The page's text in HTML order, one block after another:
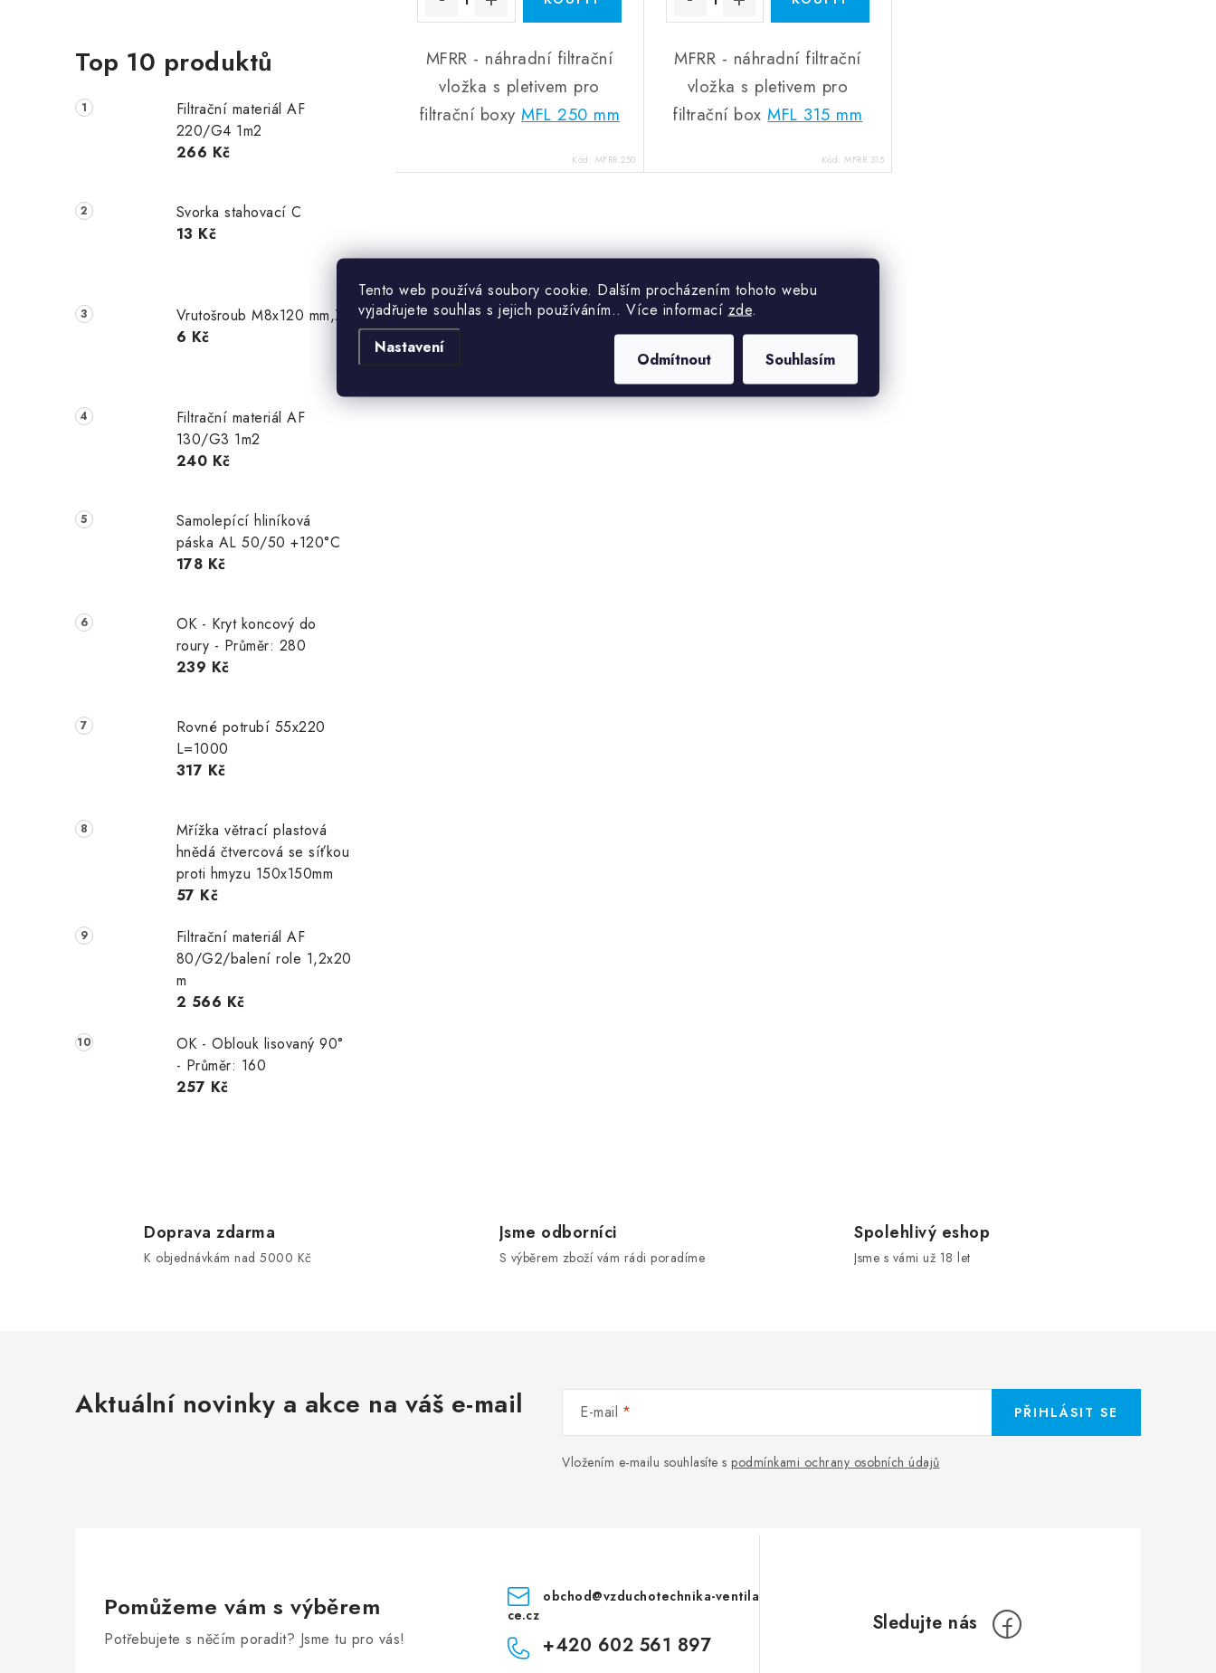
Tento web používá soubory cookie. Dalším procházením tohoto webu
vyjadřujete souhlas s jejich používáním.. Více informací zde.
Nastavení
Odmítnout Souhlasím
Top 10 produktů
Filtrační materiál AF
220/G4 1m2
266 Kč
Svorka stahovací C
13 Kč
Vrutošroub M8x120 mm,Zn
6 Kč
Filtrační materiál AF
130/G3 1m2
240 Kč
Samolepící hliníková
páska AL 50/50 +120°C
178 Kč
OK - Kryt koncový do
roury - Průměr: 280
239 Kč
Rovné potrubí 55x220
L=1000
317 Kč
Mřížka větrací plastová
hnědá čtvercová se síťkou
proti hmyzu 150x150mm
57 Kč
Filtrační materiál AF
80/G2/balení role 1,2x20
m
2 566 Kč
OK - Oblouk lisovaný 90°
- Průměr: 160
257 Kč
MFRR - náhradní filtrační
vložka s pletivem pro
filtrační boxyMFL 250 mm
Kód: MFRR.250
MFRR - náhradní filtrační
vložka s pletivem pro
filtrační boxMFL 315 mm
Kód:MFRR.315
Ovládací prvky výpisu
Doprava zdarma
K objednávkám nad 5000 Kč
Jsme odborníci
S výběrem zboží vám rádi poradíme
Spolehlivý eshop
Jsme s vámi už 18 let
Aktuální novinky a akce na váš e-mail E-mail
Vložením e-mailu souhlasíte s podmínkami ochrany osobních údajů
PŘIHLÁSIT SE
Pomůžeme vám s výběrem
Potřebujete s něčím poradit? Jsme tu pro vás!
obchod@vzduchotechnika-ventila
ce.cz
+420 602 561 897